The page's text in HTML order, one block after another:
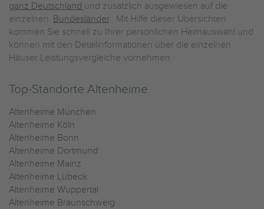
ganz Deutschland und zusätzlich ausgewiesen auf die
einzelnen Bundesländer. Mit Hilfe dieser Übersichten
kommen Sie schnell zu Ihrer persönlichen Heimauswahl und
können mit den Detailinformationen über die einzelnen
Häuser Leistungsvergleiche vornehmen.
Top-Standorte Altenheime
Altenheime München
Altenheime Köln
Altenheime Bonn
Altenheime Dortmund
Altenheime Mainz
Altenheime Lübeck
Altenheime Wuppertal
Altenheime Braunschweig